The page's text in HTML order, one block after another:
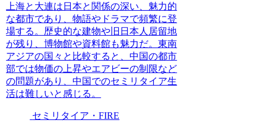
上海と大連は日本と関係の深い、魅力的
な都市であり、物語やドラマで頻繁に登
場する。歴史的な建物や旧日本人居留地
が残り、博物館や資料館も魅力だ。東南
アジアの国々と比較すると、中国の都市
部では物価の上昇やエアビーの制限など
の問題があり、中国でのセミリタイア生
活は難しいと感じる。
セミリタイア・FIRE